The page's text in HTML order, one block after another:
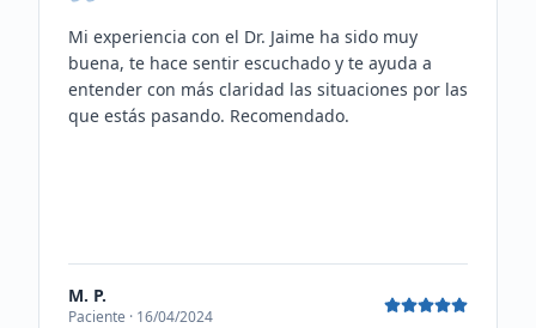
Mi experiencia con el Dr. Jaime ha sido muy
buena, te hace sentir escuchado y te ayuda a
entender con más claridad las situaciones por las
que estás pasando. Recomendado.
M. P.
Paciente · 16/04/2024